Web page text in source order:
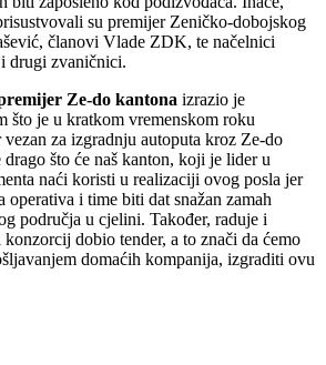
su premijer Zeničko-dobojskog
članovi Vlade ZDK, te načelnici
drugi zvaničnici.
Ze-do kantona izrazio je
što je u kratkom vremenskom roku
za izgradnju autoputa kroz Ze-do
što će naš kanton, koji je lider u
naći koristi u realizaciji ovog posla jer
operativa i time biti dat snažan zamah
područja u cjelini. Također, raduje i
dobio tender, a to znači da ćemo
domaćih kompanija, izgraditi ovu